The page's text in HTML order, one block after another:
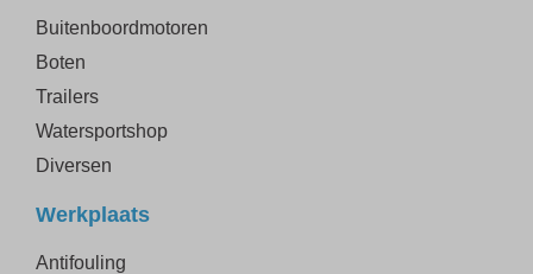
Buitenboordmotoren
Boten
Trailers
Watersportshop
Diversen
Werkplaats
Antifouling